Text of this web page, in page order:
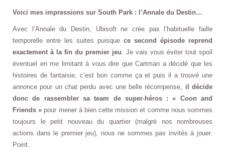
Voici mes impressions sur South Park : l’Annale du Destin…
Avec l’Annale du Destin, Ubisoft ne crée pas l’habituelle faille
temporelle entre les suites puisque ce second épisode reprend
exactement à la fin du premier jeu . Je vais vous éviter tout spoil
éventuel en me limitant à vous dire que Cartman a décidé que les
histoires de fantaisie, c’est bon comme ça et puis il a trouvé une
annonce pour un chat perdu avec une belle récompense, il décide
donc de rassembler sa team de super-héros : « Coon and
Friends » pour mener à bien cette mission et comme nous sommes
toujours le petit nouveau du quartier (malgré nos nombreuses
actions dans le premier jeu), nous ne sommes pas invités à jouer.
Point.